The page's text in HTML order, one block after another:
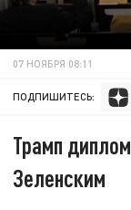
07 НОЯБРЯ 08:11
ПОДПИШИТЕСЬ:
Трамп
Зеленским